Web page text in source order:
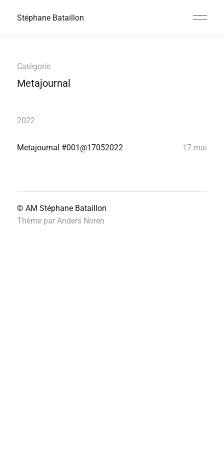
Stéphane Bataillon
Catégorie
Metajournal
2022
Metajournal #001@17052022 17 mai
© AM Stéphane Bataillon
Thème par Anders Norén